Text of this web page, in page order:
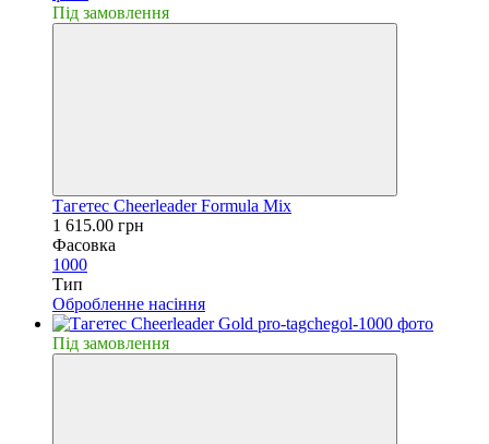
Пiд замовлення
Тагетес Cheerleader Formula Mix
1 615.00 грн
Фасовка
1000
Тип
Обробленне насiння
Пiд замовлення